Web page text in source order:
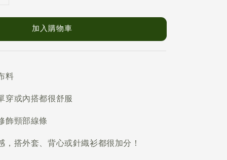
加入購物車
料
穿或內搭都很舒服
飾頸部線條
，搭外套、背心或針織衫都很加分！